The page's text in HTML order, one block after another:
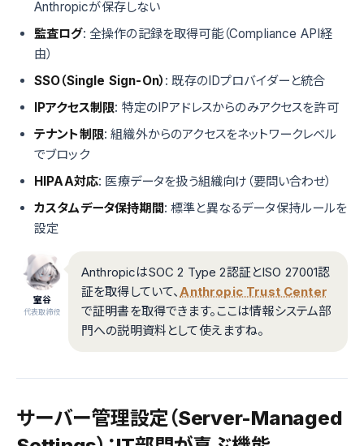
Anthropicが保存しない
監査ログ: 全操作の記録を取得可能（Compliance API経
由）
SSO（Single Sign-On） : 既存のIDプロバイダーと統合
IPアクセス制限: 特定のIPアドレスからのみアクセスを許可
テナント制限: 組織外からのアクセスをネットワークレベル
でブロック
HIPAA対応: 医療データを扱う組織向け（要問い合わせ）
カスタムデータ保持期間: 標準と異なるデータ保持ルールを
設定
室谷
代表取締役
AnthropicはSOC 2 Type 2認証とISO 27001認
証を取得していて、 Anthropic Trust Center
で証明書を取得できます。ここは情報システム部
門への説明資料として使えますね。
サーバー管理設定（Server-Managed